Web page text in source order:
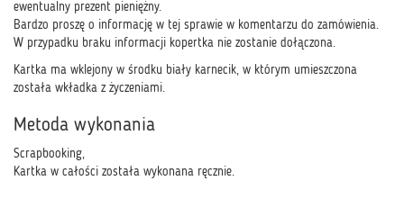
ewentualny prezent pieniężny.
Bardzo proszę o informację w tej sprawie w komentarzu do zamówienia.
W przypadku braku informacji kopertka nie zostanie dołączona.
Kartka ma wklejony w środku biały karnecik, w którym umieszczona
została wkładka z życzeniami.
Metoda wykonania
Scrapbooking,
Kartka w całości została wykonana ręcznie.